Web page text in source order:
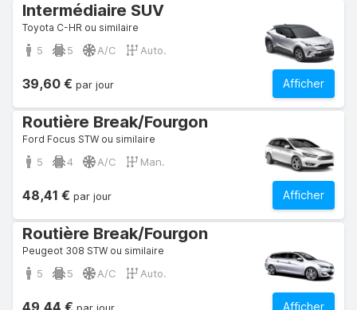
Intermédiaire SUV
Toyota C-HR ou similaire
5 5 A/C Auto.
Afficher
39,60 € par jour
Routière Break/Fourgon
Ford Focus STW ou similaire
5 4 A/C Man.
Afficher
48,41 € par jour
Routière Break/Fourgon
Peugeot 308 STW ou similaire
5 5 A/C Auto.
Afficher
49,44 €